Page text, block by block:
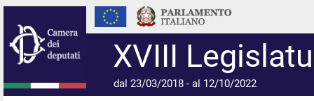
XVIII
dal 23/03/2018 - al 12/10/2022